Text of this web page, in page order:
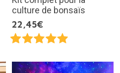
culture de bonsaïs
22,45€